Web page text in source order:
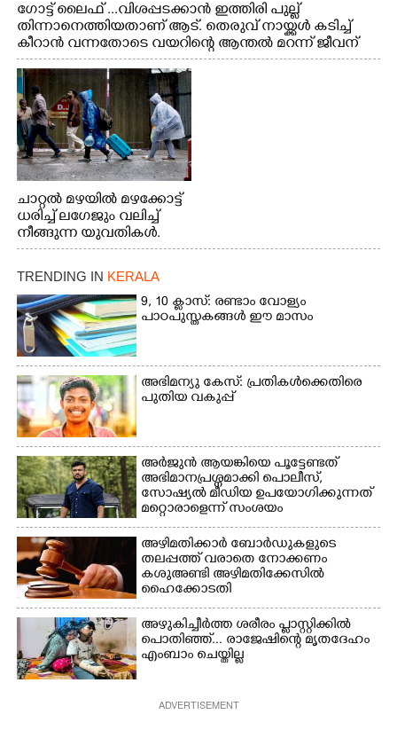
ഗോട്ട് ലൈഫ് ...വിശപ്പടക്കാൻ ഇത്തിരി പുല്ല്
തിന്നാനെത്തിയതാണ് ആട്. തെരുവ് നായ്ക്കൾ കടിച്ച്
കീറാൻ വന്നതോടെ വയറിന്റെ ആന്തൽ മറന്ന് ജീവന്
വേണ്ടിയായി ഓട്ടം. എറണാകുളം വാത്തുരുത്തിയിൽ
നിന്നുള്ള കാഴ്ച
ചാറ്റൽ മഴയിൽ മഴക്കോട്ട്
ധരിച്ച് ലഗേജും വലിച്ച്
നീങ്ങുന്ന യുവതികൾ.
എറണാകുളം മേനകയിൽ
നിന്നുള്ള കാഴ്ച
TRENDING IN KERALA
9, 10 ക്ലാസ്: രണ്ടാം വോള്യം
പാഠപുസ്തകങ്ങൾ ഈ മാസം
അഭിമന്യു കേസ്: പ്രതികൾക്കെതിരെ
പുതിയ വകുപ്പ്
അർജുൻ ആയങ്കിയെ പൂട്ടേണ്ടത്
അഭിമാനപ്രശ്നമാക്കി പൊലീസ്,
സാേഷ്യൽ മീഡിയ ഉപയോഗിക്കുന്നത്
മറ്റൊരാളെന്ന് സംശയം
അഴിമതിക്കാർ ബോർഡുകളുടെ
തലപ്പത്ത് വരാതെ നോക്കണം
കശുഅണ്ടി അഴിമതിക്കേസിൽ
ഹൈക്കോടതി
അഴുകിച്ചീർത്ത ശരീരം പ്ളാസ്റ്റിക്കിൽ
പൊതിഞ്ഞ്... രാജേഷിന്റെ മൃതദേഹം
എംബാം ചെയ്തില്ല
ADVERTISEMENT